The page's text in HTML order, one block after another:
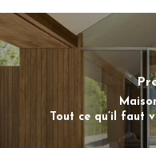
Tout ce qu’il faut